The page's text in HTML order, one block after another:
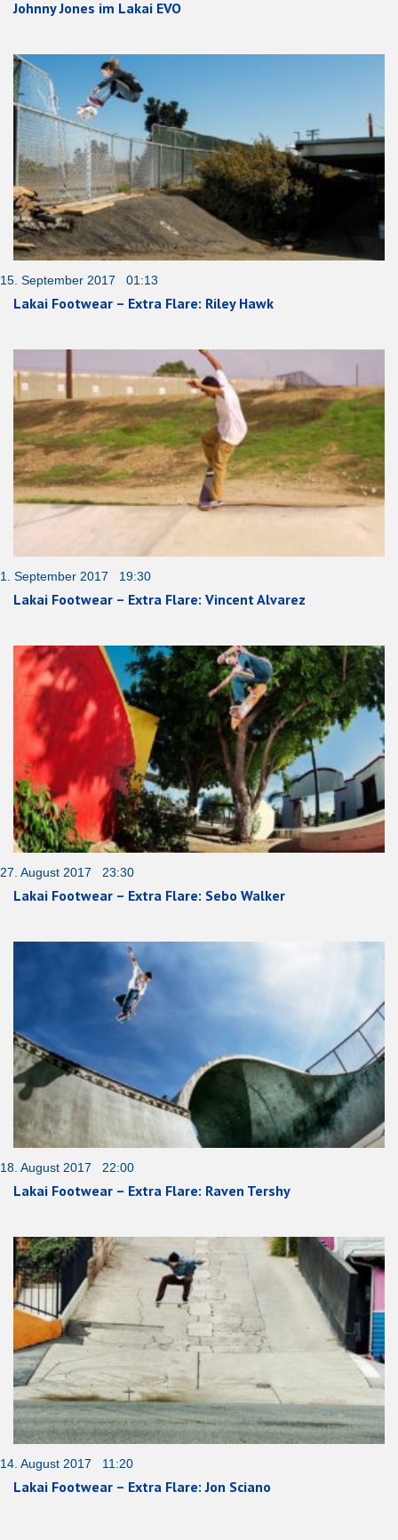
Johnny Jones im Lakai EVO
15. September 2017 01:13
Lakai Footwear – Extra Flare: Riley Hawk
1. September 2017 19:30
Lakai Footwear – Extra Flare: Vincent Alvarez
27. August 2017 23:30
Lakai Footwear – Extra Flare: Sebo Walker
18. August 2017 22:00
Lakai Footwear – Extra Flare: Raven Tershy
14. August 2017 11:20
Lakai Footwear – Extra Flare: Jon Sciano